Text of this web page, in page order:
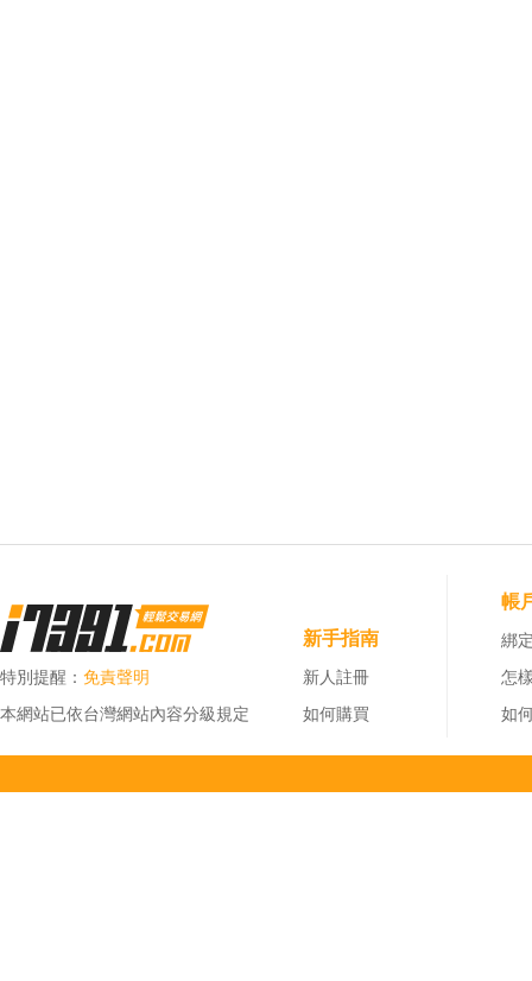
特別提醒： 免責聲明
本網站已依台灣網站內容分級規定
新手指南
新人註冊
如何購買
帳
綁
怎
如